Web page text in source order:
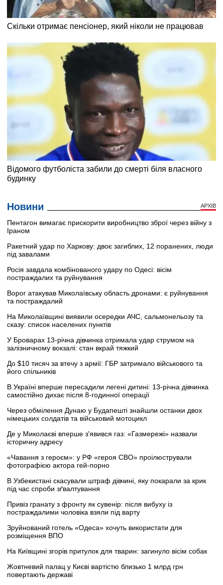
Новини АРХІВ
Пентагон вимагає прискорити виробництво зброї через війну з
Іраном
Ракетний удар по Харкову: двоє загиблих, 12 поранених, люди
під завалами
Росія завдала комбінованого удару по Одесі: вісім
постраждалих та руйнування
Ворог атакував Миколаївську область дронами: є руйнування
та постраждалий
На Миколаївщині виявили осередки АЧС, сальмонельозу та
сказу: список населених пунктів
У Броварах 13-річна дівчинка отримала удар струмом на
залізничному вокзалі: стан вкрай тяжкий
До $10 тисяч за втечу з армії: ГБР затримало військового та
його спільників
В Україні вперше пересадили легені дитині: 13-річна дівчинка
самостійно дихає після 8-годинної операції
Через обмілення Дунаю у Будапешті знайшли останки двох
німецьких солдатів та військовий мотоцикл
Де у Миколаєві вперше з'явився газ: «Газмережі» назвали
історичну адресу
«Чавання з героєм»: у РФ «героя СВО» проілюстрували
фотографією актора гей-порно
В Узбекистані скасували штраф дівчині, яку покарали за крик
під час спроби зґвалтування
Привіз гранату з фронту як сувенір: після вибуху із
постраждалими чоловіка взяли під варту
Зруйнований готель «Одеса» хочуть використати для
розміщення ВПО
На Київщині згорів притулок для тварин: загинуло вісім собак
Жовтневий палац у Києві вартістю близько 1 млрд грн
повертають державі